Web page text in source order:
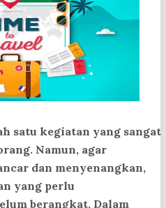
satu kegiatan yang sangat
Namun, agar
dan menyenangkan,
yang perlu
berangkat. Dalam